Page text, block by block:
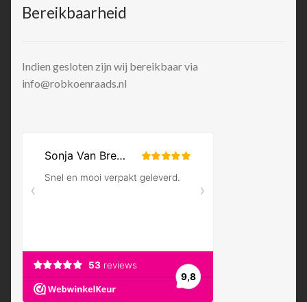
Bereikbaarheid
Indien gesloten zijn wij bereikbaar via
info@robkoenraads.nl